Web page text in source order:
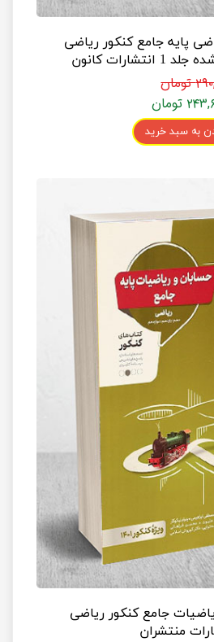
پایه جامع کنکور ریاضی
سری طبقه بندی شده جلد 1 انتشارات کانون
آموزش تومان
تومان
به سبد خرید
جامع کنکور ریاضی
منتشران